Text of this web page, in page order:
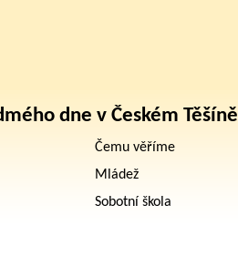
dne v Českém Těšíně
Čemu věříme
Mládež
Sobotní škola